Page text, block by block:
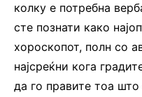
колку е потребна
сте познати како
хороскопот, полн со
најсреќни кога
да го правите тоа